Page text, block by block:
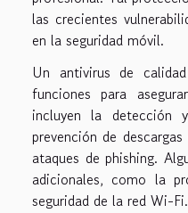
las crecientes
en la seguridad móvil.
Un antivirus de
funciones para
incluyen la detección
prevención de
ataques de phishing.
adicionales, como la
seguridad de la red Wi-Fi.